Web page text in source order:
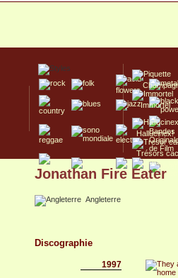
Immortel
Hallucinex!
Trésors
Culte/
Jonathan Fire Eater
Angleterre
Discographie
1997